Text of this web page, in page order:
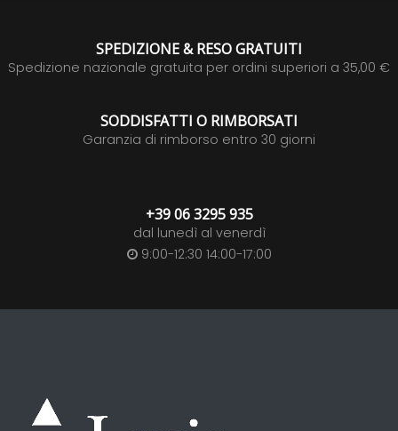
SPEDIZIONE & RESO GRATUITI
Spedizione nazionale gratuita per ordini superiori a 35,00 €
SODDISFATTI O RIMBORSATI
Garanzia di rimborso entro 30 giorni
+39 06 3295 935
dal lunedì al venerdì
9:00-12:30 14:00-17:00